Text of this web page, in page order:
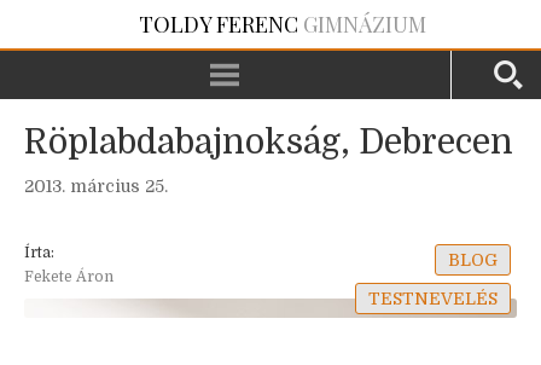
TOLDY FERENC GIMNÁZIUM
Röplabdabajnokság, Debrecen
2013. március 25.
Írta:
Fekete Áron
BLOG
TESTNEVELÉS